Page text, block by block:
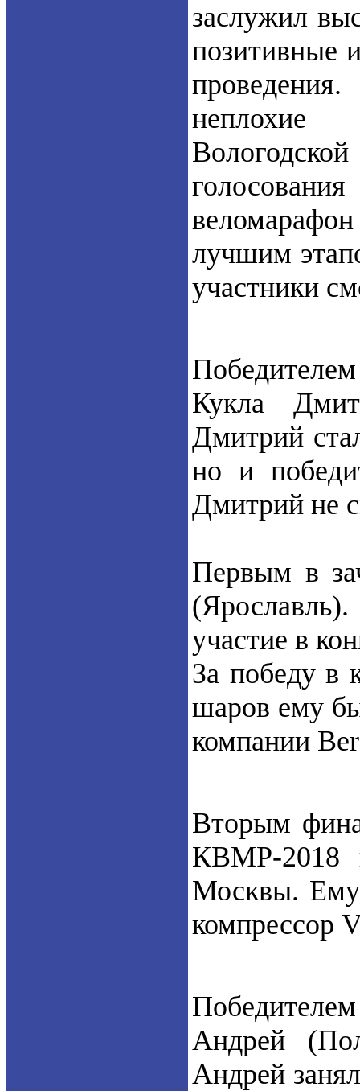
заслужил
позитивные
неплохие
лучшим
участники
Кукла
Дмитрий
но и
Дмитрий не
Первым в
участие в
За победу в
шаров ему
компании
Вторым
КВМР-2018
Москвы. Ему
компрессор
Андрей
Андрей